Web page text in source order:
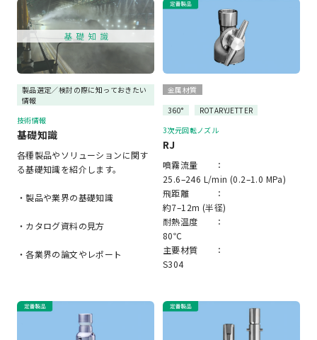
製品選定／検討の際に知っておきたい
情報
技術情報
基礎知識
各種製品やソリューションに関す
る基礎知識を紹介します。
・製品や業界の基礎知識
・カタログ資料の見方
・各業界の論文やレポート
金属材質
360°
ROTARYJETTER
3次元回転ノズル
RJ
噴霧流量 ：
25.6–246 L/min (0.2–1.0 MPa)
飛距離 ：
約7–12m (半径)
耐熱温度 ：
80℃
主要材質 ：
S304